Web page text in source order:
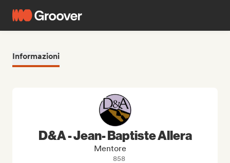
Informazioni
D&A - Jean- Baptiste Allera
Mentore
858